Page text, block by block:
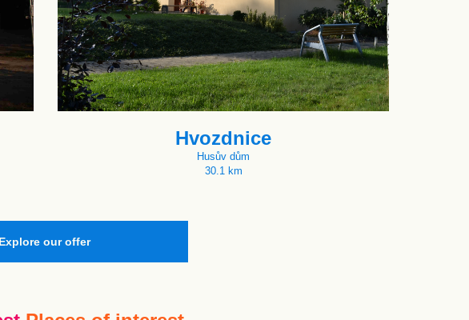
Hvozdnice
Husův dům
30.1 km
Explore our offer